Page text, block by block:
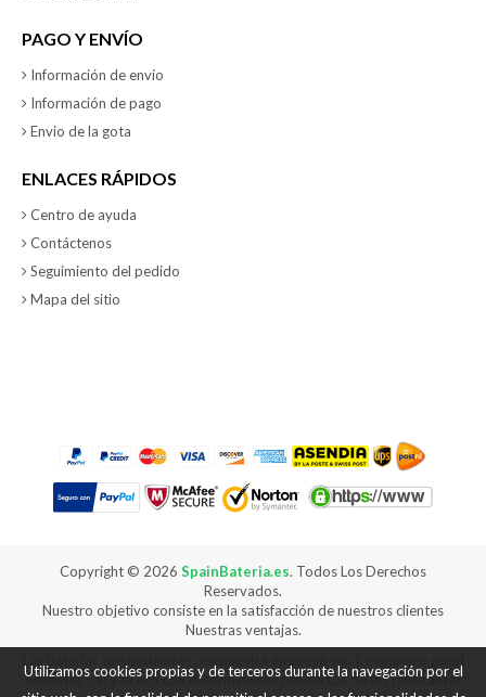
PAGO Y ENVÍO
Información de envío
Información de pago
Envio de la gota
ENLACES RÁPIDOS
Centro de ayuda
Contáctenos
Seguimiento del pedido
Mapa del sitio
Copyright © 2026 SpainBateria.es. Todos Los Derechos
Reservados.
Nuestro objetivo consiste en la satisfacción de nuestros clientes
Nuestras ventajas.
vendidos para su uso con determinados productos de los fabricantes
Utilizamos cookies propias y de terceros durante la navegación por el